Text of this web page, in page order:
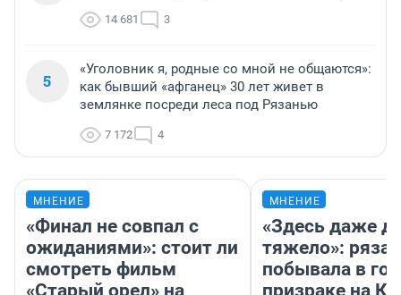
14 681 3
5
«Уголовник я, родные со мной не общаются»:
как бывший «афганец» 30 лет живет в
землянке посреди леса под Рязанью
7 172 4
МНЕНИЕ
«Финал не совпал с
ожиданиями»: стоит ли
смотреть фильм
«Старый орел» на
МНЕНИЕ
«Здесь даже
тяжело»:
побывала в
призраке на